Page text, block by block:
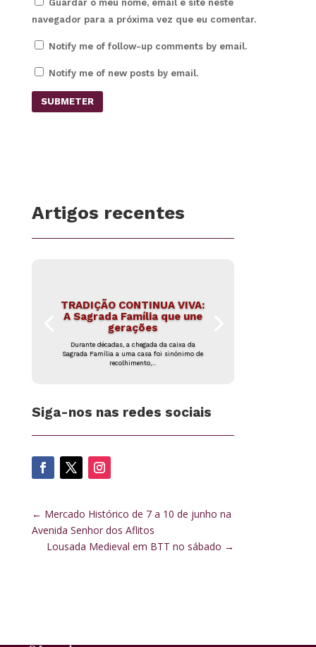
Guardar o meu nome, email e site neste
navegador para a próxima vez que eu comentar.
Notify me of follow-up comments by email.
Notify me of new posts by email.
SUBMETER
Artigos recentes
TRADIÇÃO CONTINUA VIVA:
A Sagrada Família que une
gerações
Durante décadas, a chegada da caixa da
Sagrada Família a uma casa foi sinónimo de
recolhimento,...
Siga-nos nas redes sociais
← Mercado Histórico de 7 a 10 de junho na
Avenida Senhor dos Aflitos
Lousada Medieval em BTT no sábado →